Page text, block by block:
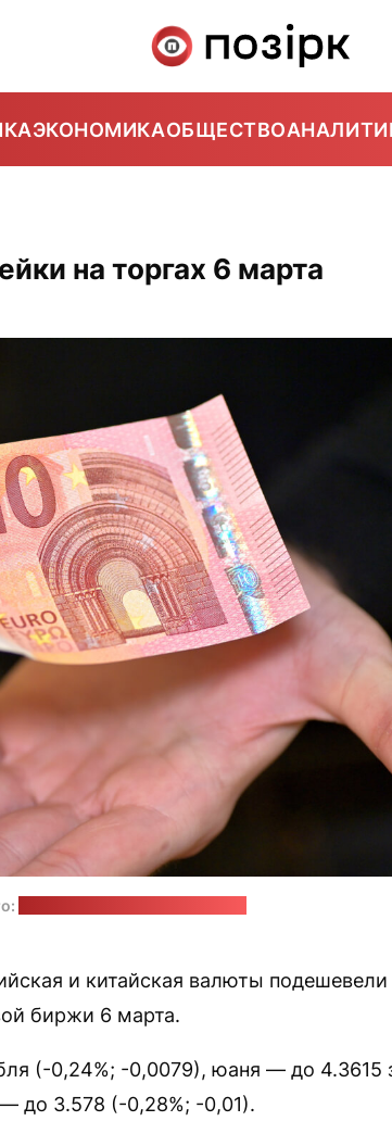
ЭКОНОМИКАОБЩЕСТВО
на торгах 6 марта
и китайская валюты подешевели
биржи 6 марта.
(-0,24%; -0,0079), юаня — до 4.3615
до 3.578 (-0,28%; -0,01).